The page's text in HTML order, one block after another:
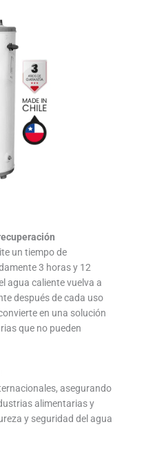
un tiempo de
3 horas y 12
agua caliente vuelva a
después de cada uso
en una solución
que no pueden
asegurando
alimentarias y
y seguridad del agua